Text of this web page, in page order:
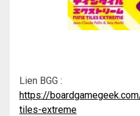
Lien BGG :
https://
tiles-extreme